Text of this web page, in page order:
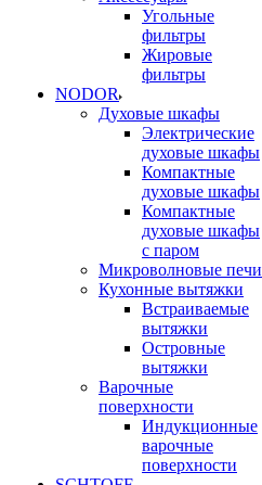
Угольные
фильтры
Жировые
фильтры
NODOR
Духовые шкафы
Электрические
духовые шкафы
Компактные
духовые шкафы
Компактные
духовые шкафы
с паром
Микроволновые печи
Кухонные вытяжки
Встраиваемые
вытяжки
Островные
вытяжки
Варочные
поверхности
Индукционные
варочные
поверхности